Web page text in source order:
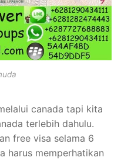
canada tapi kita
terlebih dahulu.
free visa selama 6
harus memperhatikan